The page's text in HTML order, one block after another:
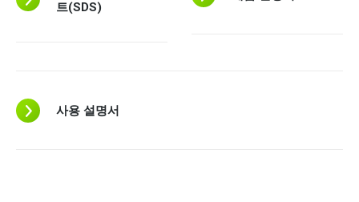
트(SDS)
사용 설명서